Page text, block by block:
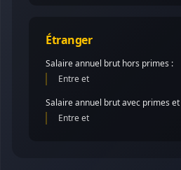
Étranger
Salaire annuel brut hors primes :
Entre et
Salaire annuel brut avec primes
Entre et